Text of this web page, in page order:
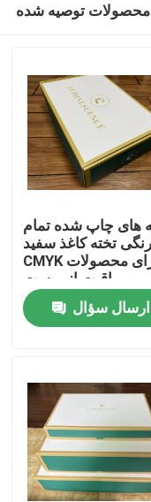
خانه
دربارهی ما
اطلاعات تماس
محصولات
فیلم های
محصولات توصیه شده
های چاپ شده تمام
رنگی تخته کاغذ سفید
CMYK برای محصولات
مراقبت از پوست
ارسال سؤال